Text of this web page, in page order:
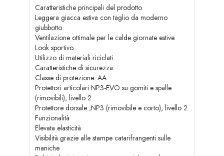
Caratteristiche principali del prodotto
Leggera giacca estiva con taglio da moderno
giubbotto
Ventilazione ottimale per le calde giornate estive
Look sportivo
Utilizzo di materiali riciclati
Caratteristiche di sicurezza
Classe di protezione: AA
Protettori articolari NP3-EVO su gomiti e spalle
(rimovibili), livello 2
Protettore dorsale ;NP3 (rimovibile e corto), livello 2
Funzionalità
Elevata elasticità
Visibilità grazie alle stampe catarifrangenti sulle
maniche